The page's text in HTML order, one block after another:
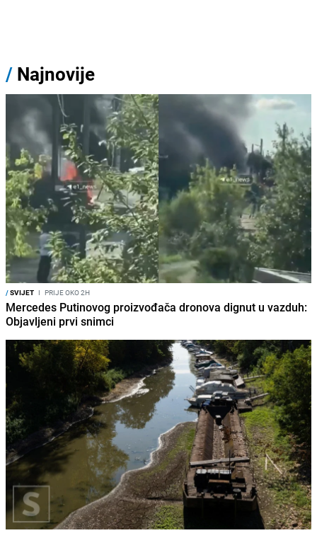
/ Najnovije
/SVIJET I PRIJE OKO 2H
Mercedes Putinovog proizvođača dronova dignut u vazduh:
Objavljeni prvi snimci